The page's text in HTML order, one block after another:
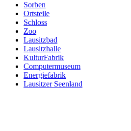
Sorben
Ortsteile
Schloss
Zoo
Lausitzbad
Lausitzhalle
KulturFabrik
Computermuseum
Energiefabrik
Lausitzer Seenland